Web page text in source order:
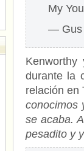
My
— Gus
durante la
relación en
conocimos
se acaba.
pesadito y